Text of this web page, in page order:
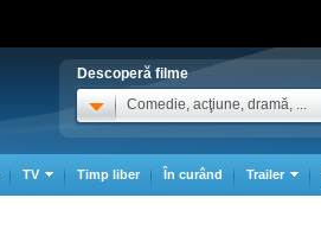
Descoperă filme
Comedie, acţiune, dramă, ...
TV Timp liber În curând Trailer